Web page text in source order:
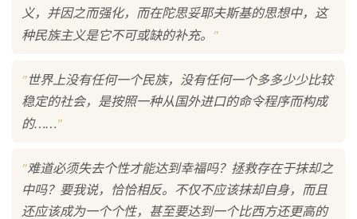
义，并因之而强化，而在陀思妥耶夫斯基的思想中，这
种民族主义是它不可或缺的补充。
"
"世界上没有任何一个民族，没有任何一个多多少少比较
稳定的社会，是按照一种从国外进口的命令程序而构成
的……"
"难道必须失去个性才能达到幸福吗？拯救存在于抹却之
中吗？要我说，恰恰相反。不仅不应该抹却自身，而且
还应该成为一个个性，甚至要达到一个比西方还更高的